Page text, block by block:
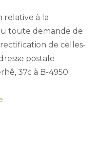
relative à la
toute demande de
de celles-
postale
37c à B-4950
.